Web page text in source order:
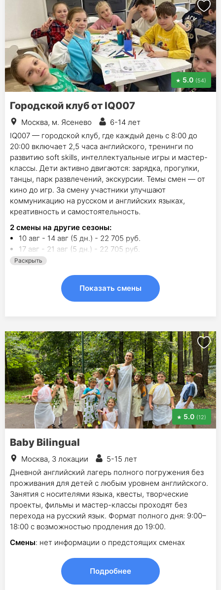
5.0 (54)
Городской клуб от IQ007
Москва, м. Ясенево
6-14 лет
IQ007 — городской клуб, где каждый день с 8:00 до
20:00 включает 2,5 часа английского, тренинги по
развитию soft skills, интеллектуальные игры и мастер-
классы. Дети активно двигаются: зарядка, прогулки,
танцы, парк развлечений, экскурсии. Темы смен — от
кино до игр. За смену участники улучшают
коммуникацию на русском и английских языках,
креативность и самостоятельность.
2 смены на другие сезоны:
10 авг - 14 авг (5 дн.) - 22 705 руб.
17 авг - 21 авг (5 дн.) - 22 705 руб.
Раскрыть
Показать смены
5.0 (12)
Baby Bilingual
Москва, 3 локации
5-15 лет
Дневной английский лагерь полного погружения без
проживания для детей с любым уровнем английского.
Занятия с носителями языка, квесты, творческие
проекты, фильмы и мастер-классы проходят без
перехода на русский язык. Формат полного дня: 9:00–
18:00 с возможностью продления до 19:00.
Смены: нет информации о предстоящих сменах
Подробнее